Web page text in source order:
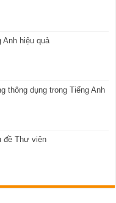
hiệu quả
thông dụng trong Tiếng Anh
đề Thư viện